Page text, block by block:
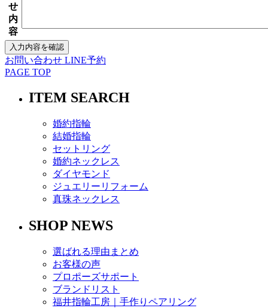
せ
内
容
お問い合わせ LINE予約
PAGE TOP
ITEM SEARCH
婚約指輪
結婚指輪
セットリング
婚約ネックレス
ダイヤモンド
ジュエリーリフォーム
真珠ネックレス
SHOP NEWS
選ばれる理由まとめ
お客様の声
プロポーズサポート
ブランドリスト
福井指輪工房｜手作りペアリング